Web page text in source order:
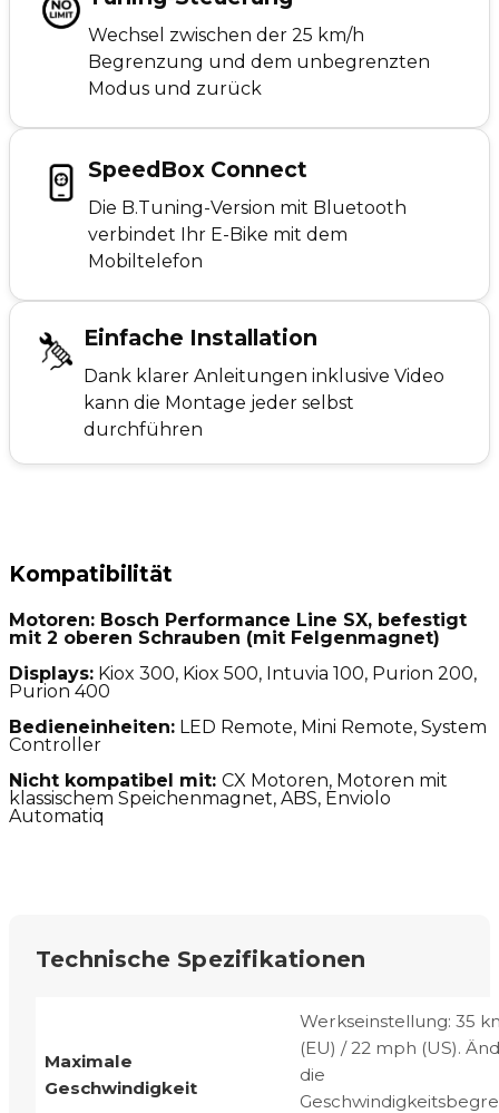
Wechsel zwischen der 25 km/h
Begrenzung und dem unbegrenzten
Modus und zurück
SpeedBox Connect
Die B.Tuning-Version mit Bluetooth
verbindet Ihr E-Bike mit dem
Mobiltelefon
Einfache Installation
Dank klarer Anleitungen inklusive Video
kann die Montage jeder selbst
durchführen
Kompatibilität
Motoren: Bosch Performance Line SX, befestigt
mit 2 oberen Schrauben (mit Felgenmagnet)
Displays: Kiox 300, Kiox 500, Intuvia 100, Purion 200,
Purion 400
Bedieneinheiten: LED Remote, Mini Remote, System
Controller
Nicht kompatibel mit: CX Motoren, Motoren mit
klassischem Speichenmagnet, ABS, Enviolo
Automatiq
Technische Spezifikationen
Maximale
Geschwindigkeit
Werkseinstellung: 35
(EU) / 22 mph (US).
die